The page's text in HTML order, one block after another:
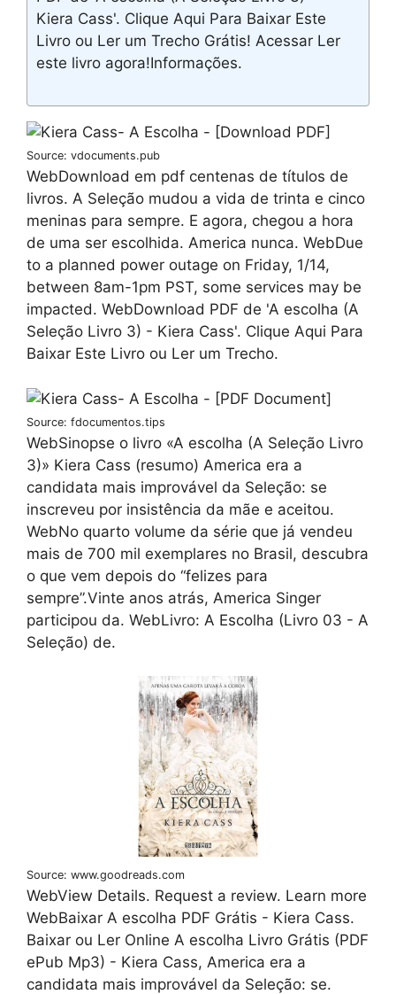
Kiera Cass'. Clique Aqui Para Baixar Este
Livro ou Ler um Trecho Grátis! Acessar Ler
este livro agora!Informações.
Source: vdocuments.pub
WebDownload em pdf centenas de títulos de
livros. A Seleção mudou a vida de trinta e cinco
meninas para sempre. E agora, chegou a hora
de uma ser escolhida. America nunca. WebDue
to a planned power outage on Friday, 1/14,
between 8am-1pm PST, some services may be
impacted. WebDownload PDF de ' A escolha (A
Seleção Livro 3) - Kiera Cass'. Clique Aqui Para
Baixar Este Livro ou Ler um Trecho.
Source: fdocumentos.tips
WebSinopse o livro «A escolha (A Seleção Livro
3)» Kiera Cass (resumo) America era a
candidata mais improvável da Seleção: se
inscreveu por insistência da mãe e aceitou.
WebNo quarto volume da série que já vendeu
mais de 700 mil exemplares no Brasil, descubra
o que vem depois do “felizes para
sempre”.Vinte anos atrás, America Singer
participou da. WebLivro: A Escolha (Livro 03 - A
Seleção) de.
Source: www.goodreads.com
WebView Details. Request a review. Learn more
WebBaixar A escolha PDF Grátis - Kiera Cass.
Baixar ou Ler Online A escolha Livro Grátis (PDF
ePub Mp3) - Kiera Cass, America era a
candidata mais improvável da Seleção: se.